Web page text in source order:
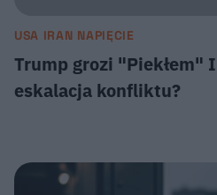
USA IRAN NAPIĘCIE
Trump grozi "Piekłem"
eskalacja konfliktu?